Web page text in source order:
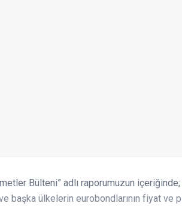
Bülteni” adlı raporumuzun
başka ülkelerin eurobondlarının fiyat ve